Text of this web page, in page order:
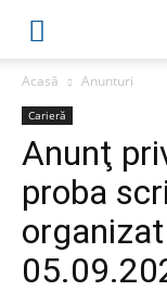
Acasă Anunturi
Carieră
Anunţ
proba